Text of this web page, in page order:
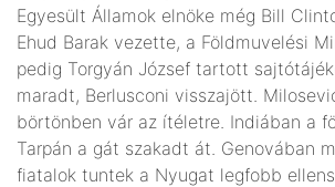
Egyesült Államok elnöke még Bill
Ehud Barak vezette, a Földmuvelési
pedig Torgyán József tartott
maradt, Berlusconi visszajött.
börtönben vár az ítéletre. Indiában a
Tarpán a gát szakadt át. Genovában
fiatalok tuntek a Nyugat legfobb